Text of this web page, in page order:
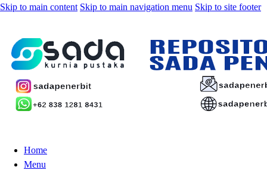
Skip to main content Skip to main navigation menu Skip to site footer
Home
Menu